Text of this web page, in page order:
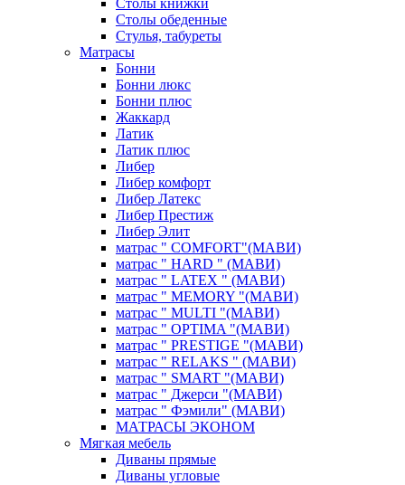
Столы книжки
Столы обеденные
Стулья, табуреты
Матрасы
Бонни
Бонни люкс
Бонни плюс
Жаккард
Латик
Латик плюс
Либер
Либер комфорт
Либер Латекс
Либер Престиж
Либер Элит
матрас " COMFORT"(МАВИ)
матрас " HARD " (МАВИ)
матрас " LATEX " (МАВИ)
матрас " MEMORY "(МАВИ)
матрас " MULTI "(МАВИ)
матрас " OPTIMA "(МАВИ)
матрас " PRESTIGE "(МАВИ)
матрас " RELAKS " (МАВИ)
матрас " SMART "(МАВИ)
матрас " Джерси "(МАВИ)
матрас " Фэмили" (МАВИ)
МАТРАСЫ ЭКОНОМ
Мягкая мебель
Диваны прямые
Диваны угловые